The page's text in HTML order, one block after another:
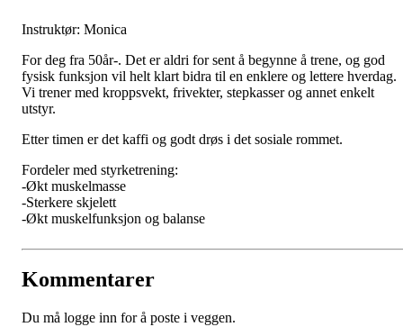
Instruktør: Monica
For deg fra 50år-. Det er aldri for sent å begynne å trene, og god
fysisk funksjon vil helt klart bidra til en enklere og lettere hverdag.
Vi trener med kroppsvekt, frivekter, stepkasser og annet enkelt
utstyr.
Etter timen er det kaffi og godt drøs i det sosiale rommet.
Fordeler med styrketrening:
-Økt muskelmasse
-Sterkere skjelett
-Økt muskelfunksjon og balanse
Kommentarer
Du må logge inn for å poste i veggen.